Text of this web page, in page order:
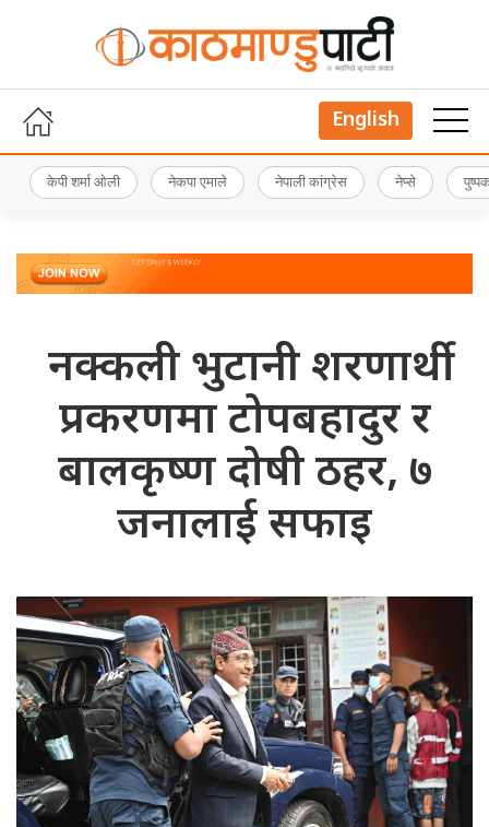
English
केपी शर्मा ओली नेकपा एमाले नेपाली कांग्रेस नेप्से
नक्कली भुटानी शरणार्थी
प्रकरणमा टोपबहादुर र
बालकृष्ण दोषी ठहर, ७
जनालाई सफाइ